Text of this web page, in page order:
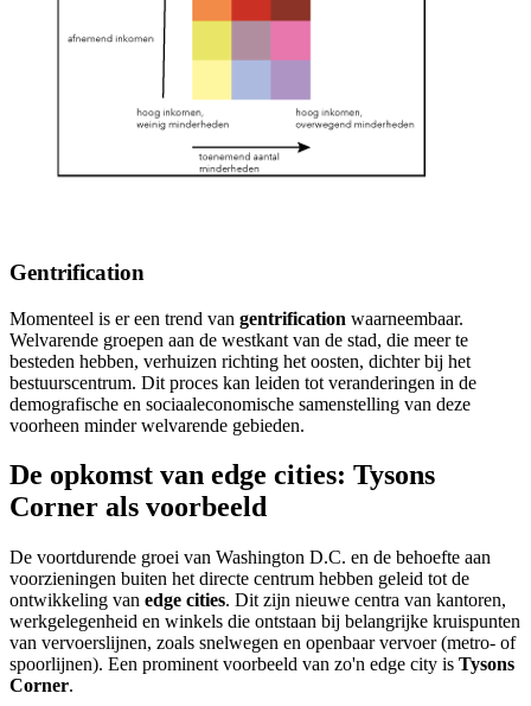
Gentrification
Momenteel is er een trend van gentrification waarneembaar.
Welvarende groepen aan de westkant van de stad, die meer te
besteden hebben, verhuizen richting het oosten, dichter bij het
bestuurscentrum. Dit proces kan leiden tot veranderingen in de
demografische en sociaaleconomische samenstelling van deze
voorheen minder welvarende gebieden.
De opkomst van edge cities: Tysons
Corner als voorbeeld
De voortdurende groei van Washington D.C. en de behoefte aan
voorzieningen buiten het directe centrum hebben geleid tot de
ontwikkeling van edge cities. Dit zijn nieuwe centra van kantoren,
werkgelegenheid en winkels die ontstaan bij belangrijke kruispunten
van vervoerslijnen, zoals snelwegen en openbaar vervoer (metro- of
spoorlijnen). Een prominent voorbeeld van zo'n edge city is Tysons
Corner.